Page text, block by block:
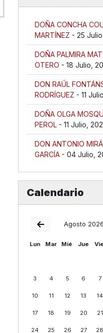
DOÑA CONCHA
MARTÍNEZ - 25
DOÑA PALMIRA
OTERO - 18 Julio,
DON RAÚL
RODRÍGUEZ - 11
DOÑA OLGA
PEROL - 11 Julio,
DON ANTONIO
GARCÍA - 04 Julio,
Calendario
Agosto 2026
Lun Mar Mié Jue Vie
3 4 5 6 7
10 11 12 13 14
17 18 19 20 21
24 25 26 27 28